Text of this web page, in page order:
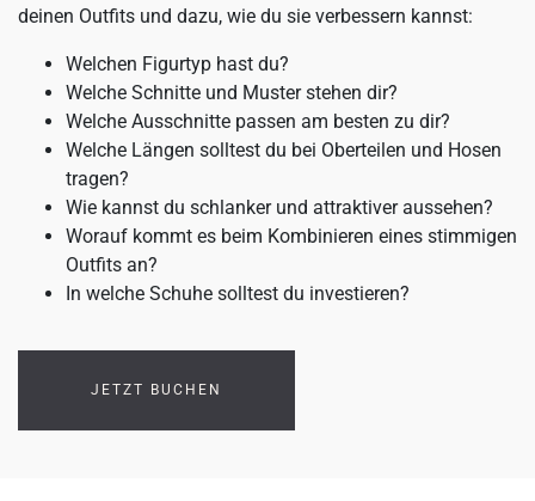
deinen Outfits und dazu, wie du sie verbessern kannst:
Welchen Figurtyp hast du?
Welche Schnitte und Muster stehen dir?
Welche Ausschnitte passen am besten zu dir?
Welche Längen solltest du bei Oberteilen und Hosen
tragen?
Wie kannst du schlanker und attraktiver aussehen?
Worauf kommt es beim Kombinieren eines stimmigen
Outfits an?
In welche Schuhe solltest du investieren?
JETZT BUCHEN